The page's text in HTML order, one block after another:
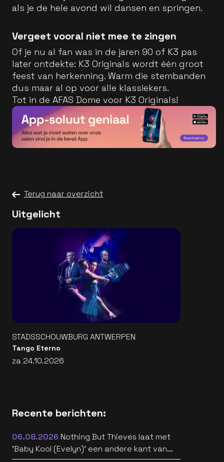
als je de hele avond wil dansen en springen.
Vergeet vooral niet mee te zingen
Of je nu al fan was in de jaren 90 of K3 pas
later ontdekte: K3 Originals wordt één groot
feest van herkenning. Warm die stembanden
dus maar al op voor alle klassiekers.
Tot in de AFAS Dome voor K3 Originals!
Terug naar overzicht
Uitgelicht
STADSSCHOUWBURG ANTWERPEN
Tango Eterno
za 24.10.2026
Recente berichten:
06.08.2026 Nothing But Thieves laat met
'Baby Kool (Evelyn)' een andere kant van